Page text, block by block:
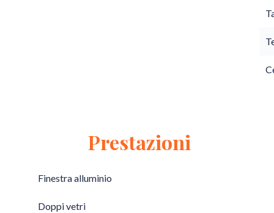
Prestazioni
Finestra alluminio
Doppi vetri